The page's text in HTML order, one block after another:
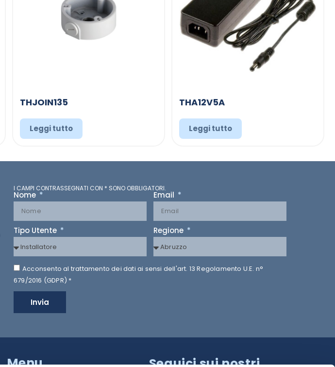
THJOIN135
Leggi tutto
THA12V5A
Leggi tutto
I CAMPI CONTRASSEGNATI CON * SONO OBBLIGATORI.
Nome Email
Tipo Utente Regione
Acconsento al trattamento dei dati ai sensi dell'art. 13 Regolamento U.E. n°
679/2016 (GDPR) *
Invia
Menu Seguici sui nostri